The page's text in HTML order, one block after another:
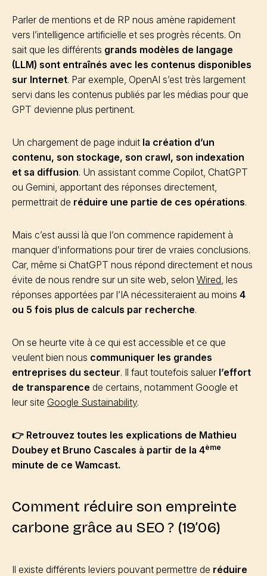
Parler de mentions et de RP nous amène rapidement
vers l’intelligence artificielle et ses progrès récents. On
sait que les différents grands modèles de langage
(LLM) sont entraînés avec les contenus disponibles
sur Internet. Par exemple, OpenAI s’est très largement
servi dans les contenus publiés par les médias pour que
GPT devienne plus pertinent.
Un chargement de page induit la création d’un
contenu, son stockage, son crawl, son indexation
et sa diffusion. Un assistant comme Copilot, ChatGPT
ou Gemini, apportant des réponses directement,
permettrait de réduire une partie de ces opérations.
Mais c’est aussi là que l’on commence rapidement à
manquer d’informations pour tirer de vraies conclusions.
Car, même si ChatGPT nous répond directement et nous
évite de nous rendre sur un site web, selon Wired, les
réponses apportées par l’IA nécessiteraient au moins 4
ou 5 fois plus de calculs par recherche.
On se heurte vite à ce qui est accessible et ce que
veulent bien nous communiquer les grandes
entreprises du secteur. Il faut toutefois saluer l’effort
de transparence de certains, notamment Google et
leur site Google Sustainability.
👉 Retrouvez toutes les explications de Mathieu
Doubey et Bruno Cascales à partir de la 4ème
minute de ce Wamcast.
Comment réduire son empreinte
carbone grâce au SEO ? (19’06)
Il existe différents leviers pouvant permettre de réduire